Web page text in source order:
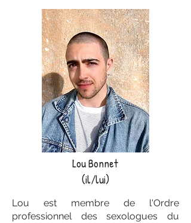
Lou Bonnet
(il/lui)
Lou est membre de l'Ordre
professionnel des sexologues du